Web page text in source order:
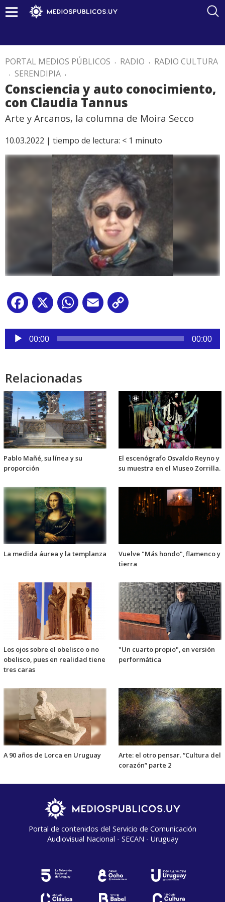
PORTAL MEDIOS PÚBLICOS . RADIO . RADIO CULTURA
. SERENDIPIA .
Consciencia y auto conocimiento,
con Claudia Tannus
Arte y Arcanos, la columna de Moira Secco
10.03.2022 | tiempo de lectura: < 1 minuto
Facebook
X WhatsApp
Email
Reproductor
audio
00:00 00:00
Relacionadas
Pablo Mañé, su línea y su
proporción
El escenógrafo Osvaldo Reyno y
su muestra en el Museo Zorrilla.
La medida áurea y la templanza
Vuelve "Más hondo", flamenco y
tierra
Los ojos sobre el obelisco o no
obelisco, pues en realidad tiene
tres caras
"Un cuarto propio", en versión
performática
A 90 años de Lorca en Uruguay
Arte: el otro pensar. “Cultura del
corazón” parte 2
Portal de contenidos del Servicio de Comunicación
Audiovisual Nacional - SECAN - Uruguay